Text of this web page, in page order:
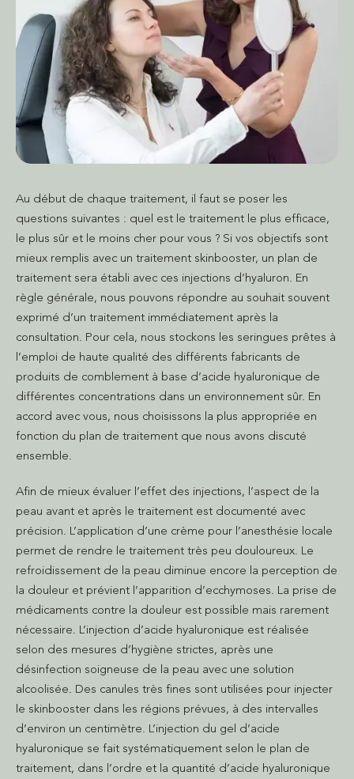
Au début de chaque traitement, il faut se poser les
questions suivantes : quel est le traitement le plus efficace,
le plus sûr et le moins cher pour vous ? Si vos objectifs sont
mieux remplis avec un traitement skinbooster, un plan de
traitement sera établi avec ces injections d’hyaluron. En
règle générale, nous pouvons répondre au souhait souvent
exprimé d’un traitement immédiatement après la
consultation. Pour cela, nous stockons les seringues prêtes à
l’emploi de haute qualité des différents fabricants de
produits de comblement à base d’acide hyaluronique de
différentes concentrations dans un environnement sûr. En
accord avec vous, nous choisissons la plus appropriée en
fonction du plan de traitement que nous avons discuté
ensemble.
Afin de mieux évaluer l’effet des injections, l’aspect de la
peau avant et après le traitement est documenté avec
précision. L’application d’une crème pour l’anesthésie locale
permet de rendre le traitement très peu douloureux. Le
refroidissement de la peau diminue encore la perception de
la douleur et prévient l’apparition d’ecchymoses. La prise de
médicaments contre la douleur est possible mais rarement
nécessaire. L’injection d’acide hyaluronique est réalisée
selon des mesures d’hygiène strictes, après une
désinfection soigneuse de la peau avec une solution
alcoolisée. Des canules très fines sont utilisées pour injecter
le skinbooster dans les régions prévues, à des intervalles
d’environ un centimètre. L’injection du gel d’acide
hyaluronique se fait systématiquement selon le plan de
traitement, dans l’ordre et la quantité d’acide hyaluronique